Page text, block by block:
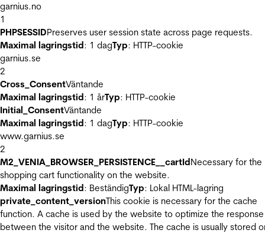
garnius.no
1
PHPSESSIDPreserves user session state across page requests.
Maximal lagringstid: 1 dagTyp: HTTP-cookie
garnius.se
2
Cross_ConsentVäntande
Maximal lagringstid: 1 årTyp: HTTP-cookie
Initial_ConsentVäntande
Maximal lagringstid: 1 dagTyp: HTTP-cookie
www.garnius.se
2
M2_VENIA_BROWSER_PERSISTENCE__cartIdNecessary for the
shopping cart functionality on the website.
Maximal lagringstid: BeständigTyp: Lokal HTML-lagring
private_content_versionThis cookie is necessary for the cache
function. A cache is used by the website to optimize the
between the visitor and the website. The cache is usually stored